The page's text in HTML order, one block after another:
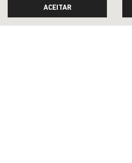
JEEP
ACEITAR